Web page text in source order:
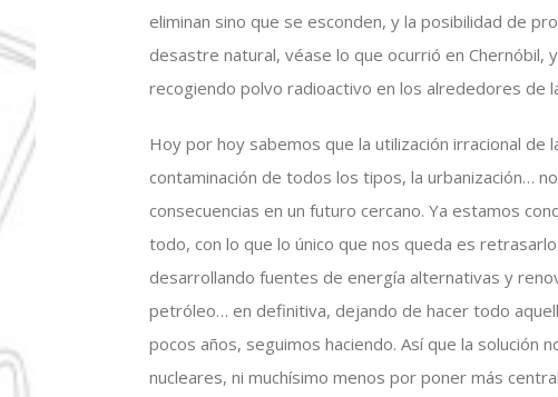
eliminan sino que se esconden, y la posibilidad de
desastre natural, véase lo que ocurrió en Chernóbil,
recogiendo polvo radioactivo en los alrededores de
Hoy por hoy sabemos que la utilización irracional de
contaminación de todos los tipos, la urbanización…
consecuencias en un futuro cercano. Ya estamos
todo, con lo que lo único que nos queda es
desarrollando fuentes de energía alternativas y
petróleo… en definitiva, dejando de hacer todo
pocos años, seguimos haciendo. Así que la solución
nucleares, ni muchísimo menos por poner más